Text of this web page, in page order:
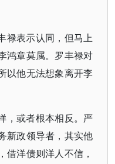
禄表示认同，但马上
鸿章莫属。罗丰禄对
以他无法想象离开李
，或者根本相反。严
新政领导者，其实他
借洋债则洋人不信，